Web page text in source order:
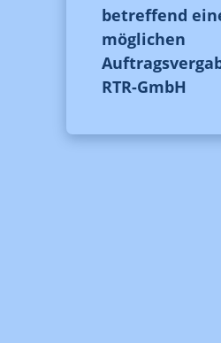
betreffend
möglichen
RTR-GmbH